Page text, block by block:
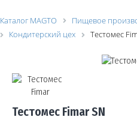
Каталог MAGTO Пищевое
Кондитерский цех
Тестомес
Тестомес Fimar SN